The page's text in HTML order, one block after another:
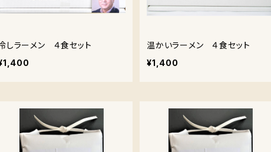
しラーメン ４食セット
温かいラーメン ４食セット
¥1,400